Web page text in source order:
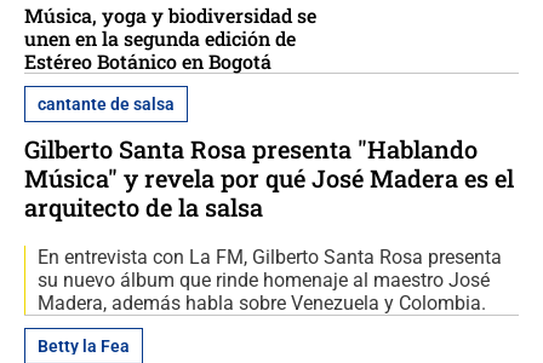
Música, yoga y biodiversidad se
unen en la segunda edición de
Estéreo Botánico en Bogotá
cantante de salsa
Gilberto Santa Rosa presenta "Hablando
Música" y revela por qué José Madera es el
arquitecto de la salsa
En entrevista con La FM, Gilberto Santa Rosa presenta
su nuevo álbum que rinde homenaje al maestro José
Madera, además habla sobre Venezuela y Colombia.
Betty la Fea